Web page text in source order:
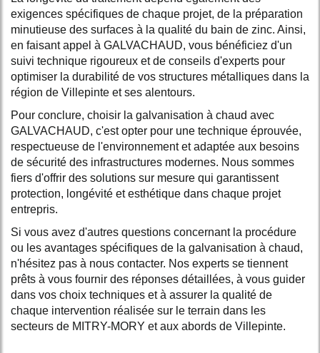
exigences spécifiques de chaque projet, de la préparation
minutieuse des surfaces à la qualité du bain de zinc. Ainsi,
en faisant appel à GALVACHAUD, vous bénéficiez d'un
suivi technique rigoureux et de conseils d'experts pour
optimiser la durabilité de vos structures métalliques dans la
région de Villepinte et ses alentours.
Pour conclure, choisir la galvanisation à chaud avec
GALVACHAUD, c'est opter pour une technique éprouvée,
respectueuse de l'environnement et adaptée aux besoins
de sécurité des infrastructures modernes. Nous sommes
fiers d'offrir des solutions sur mesure qui garantissent
protection, longévité et esthétique dans chaque projet
entrepris.
Si vous avez d'autres questions concernant la procédure
ou les avantages spécifiques de la galvanisation à chaud,
n'hésitez pas à nous contacter. Nos experts se tiennent
prêts à vous fournir des réponses détaillées, à vous guider
dans vos choix techniques et à assurer la qualité de
chaque intervention réalisée sur le terrain dans les
secteurs de MITRY-MORY et aux abords de Villepinte.